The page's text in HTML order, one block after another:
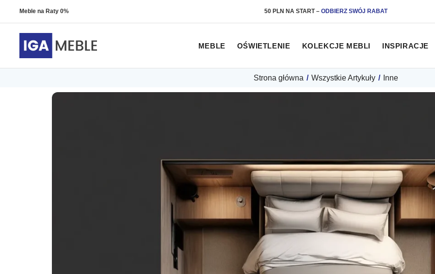
Meble na Raty 0% 50 PLN NA START– ODBIERZ SWÓJ RABAT
MEBLE OŚWIETLENIE KOLEKCJE MEBLI INSPIRACJE
Strona główna / Wszystkie Artykuły / Inne